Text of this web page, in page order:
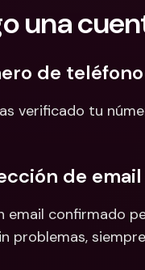
una
de
verificado tu
de
email confirmado
problemas,